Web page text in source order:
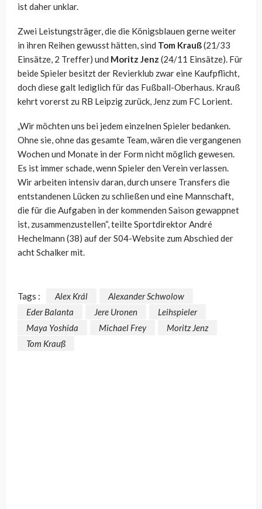
ist daher unklar.
Zwei Leistungsträger, die die Königsblauen gerne weiter
in ihren Reihen gewusst hätten, sind Tom Krauß(21/33
Einsätze, 2 Treffer) und Moritz Jenz (24/11 Einsätze). Für
beide Spieler besitzt der Revierklub zwar eine Kaufpflicht,
doch diese galt lediglich für das Fußball-Oberhaus. Krauß
kehrt vorerst zu RB Leipzig zurück, Jenz zum FC Lorient.
„Wir möchten uns bei jedem einzelnen Spieler bedanken.
Ohne sie, ohne das gesamte Team, wären die vergangenen
Wochen und Monate in der Form nicht möglich gewesen.
Es ist immer schade, wenn Spieler den Verein verlassen.
Wir arbeiten intensiv daran, durch unsere Transfers die
entstandenen Lücken zu schließen und eine Mannschaft,
die für die Aufgaben in der kommenden Saison gewappnet
ist, zusammenzustellen“, teilte Sportdirektor André
Hechelmann (38) auf der S04-Website zum Abschied der
acht Schalker mit.
Tags : Alex Král
Alexander Schwolow
Eder Balanta
Jere Uronen
Leihspieler
Maya Yoshida
Michael Frey
Moritz Jenz
Tom Krauß